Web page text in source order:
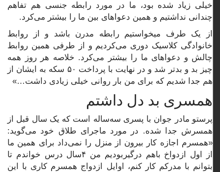
خیلی زیاد شده بود، ما در مورد رابطه جنسی هم تفاهم
چندانی نداشتیم و همین دعواهای بین ما را بیشتر می‌کرد.
از یک طرف میخواستیم رابطه مدرن باشد و از روابط
خانوادگی کلاسیک دوری می‌کردیم و از طرفی همین روابط
چالش و دعواهای ما را بیشتر می‌کرد. خلاصه هر روز همه
چیز بد و بدتر شد و در نهایت با پرداخت ۵۰ سکه به ایشان از
هم جدا شدیم که برای من بار روانی خیلی زیادی داشت…»
همسری بد دل داشتم
پرستو مادر جوان با پسری سه‌ساله است که یک سال قبل از
همسرش جدا شده. در مورد ماجرای طلاق خود می‌گوید:
«همسرم اجازه کار بیرون از منزل را نمی‌داد برای همین ما
از اول ازدواخ باهم درگیربودیم من ۴سال درس خواندم تا
بتوانم با مدرکم کار کنم، اوایل ازدواج همسرم کاری با این